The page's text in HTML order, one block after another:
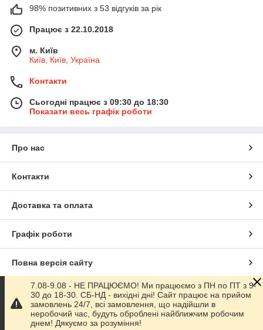
98% позитивних з 53 відгуків за рік
Працює з 22.10.2018
м. Київ
Київ, Київ, Україна
Контакти
Сьогодні працює з 09:30 до 18:30
Показати весь графік роботи
Про нас
Контакти
Доставка та оплата
Графік роботи
Повна версія сайту
Сайт створено на маркетплейсіProm.ua
Політика конфіденційності
7.08-9.08 - НЕ ПРАЦЮЄМО! Ми працюємо з ПН по ПТ з 9-
30 до 18-30. СБ-НД - вихідні дні! Сайт працює на прийом
замовлень 24/7, всі замовлення, що надійшли в
неробочий час, будуть оброблені найближчим робочим
днем! Дякуємо за розуміння!